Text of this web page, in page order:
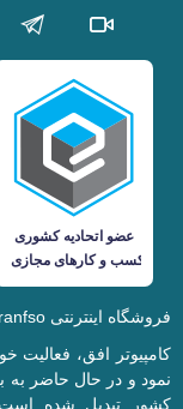
فروشگاه اینترنتی iranfso (کامپیوتر افق)
نمود و در حال حاضر به
کشور تبدیل شده